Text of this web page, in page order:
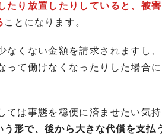
たり放置したりしていると、被
ことになります。
なくない金額を請求されますし
って働けなくなったりした場合
は事態を穏便に済ませたい気持
形で、後から大きな代償を支払